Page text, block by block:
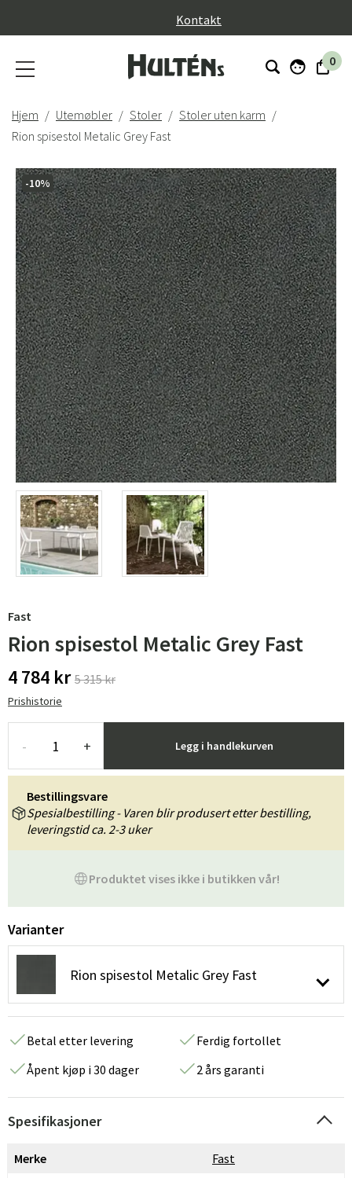
Kontakt
0
Hjem Utemøbler Stoler
Stoler uten karm
Rion spisestol Metalic Grey Fast
-10%
Fast
Rion spisestol Metalic Grey Fast
4 784 kr 5 315 kr
Prishistorie
- + Legg i handlekurven
Produktet vises ikke i butikken vår!
Bestillingsvare
Spesialbestilling - Varen blir produsert etter bestilling,
leveringstid ca. 2-3 uker
Varianter
Rion spisestol Metalic Grey Fast
Betal etter levering
Ferdig fortollet
Åpent kjøp i 30 dager
2 års garanti
Spesifikasjoner
Merke
Fast